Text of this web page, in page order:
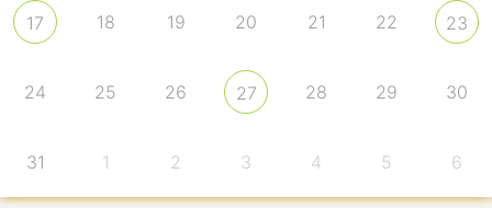
17 18 19 20 21 22 23
24 25 26 27 28 29 30
31 1 2 3 4 5 6